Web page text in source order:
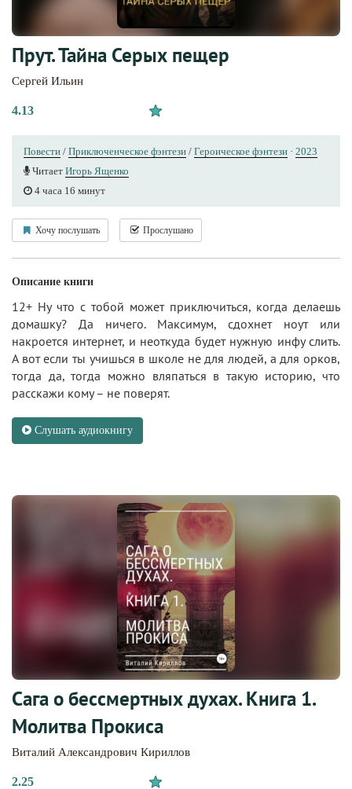
Прут. Тайна Серых пещер
Сергей Ильин
4.13
Повести / Приключенческое фэнтези / Героическое фэнтези · 2023
Читает Игорь Ященко
4 часа 16 минут
Хочу послушать Прослушано
Описание книги
12+ Ну что с тобой может приключиться, когда делаешь
домашку? Да ничего. Максимум, сдохнет ноут или
накроется интернет, и неоткуда будет нужную инфу слить.
А вот если ты учишься в школе не для людей, а для орков,
тогда да, тогда можно вляпаться в такую историю, что
расскажи кому – не поверят.
Слушать аудиокнигу
Сага о бессмертных духах. Книга 1.
Молитва Прокиса
Виталий Александрович Кириллов
2.25